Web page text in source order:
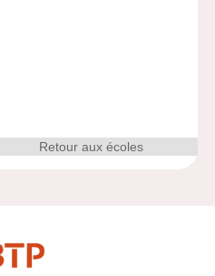
Retour aux écoles